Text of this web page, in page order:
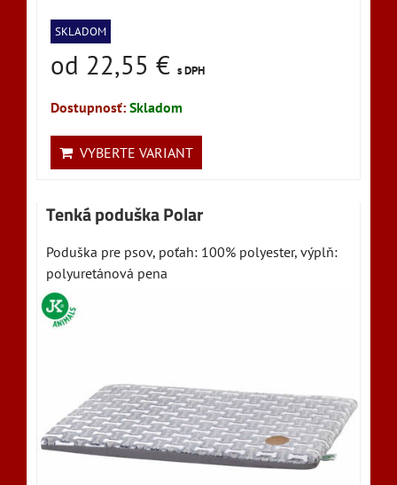
SKLADOM
od 22,55 € s DPH
Dostupnosť: Skladom
VYBERTE VARIANT
Tenká poduška Polar
Poduška pre psov, poťah: 100% polyester, výplň:
polyuretánová pena